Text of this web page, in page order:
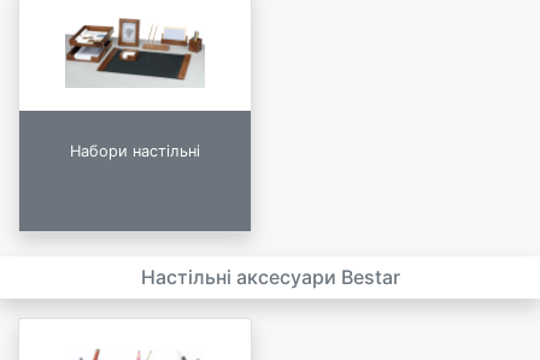
Набори настільні
Настільні аксесуари Bestar